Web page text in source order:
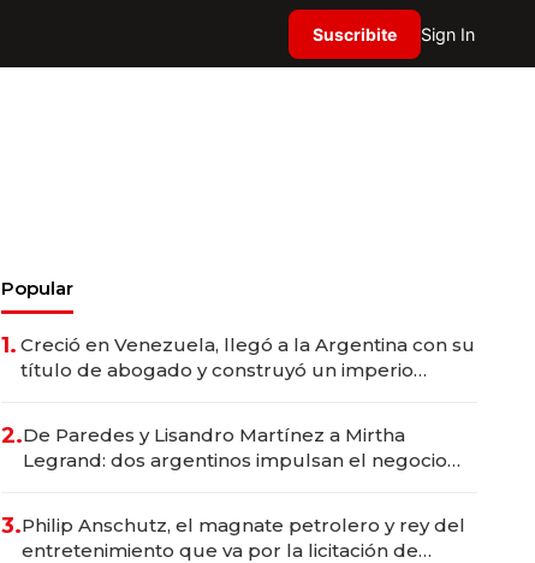
Suscribite Sign In
Popular
1. Creció en Venezuela, llegó a la Argentina con su
título de abogado y construyó un imperio
2.De Paredes y Lisandro Martínez a Mirtha
Legrand: dos argentinos impulsan el negocio
3.Philip Anschutz, el magnate petrolero y rey del
entretenimiento que va por la licitación de